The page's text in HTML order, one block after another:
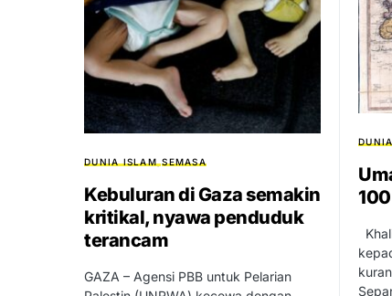
DUNIA ISLAM SEMASA
Kebuluran di Gaza semakin
kritikal, nyawa penduduk
terancam
GAZA – Agensi PBB untuk Pelarian